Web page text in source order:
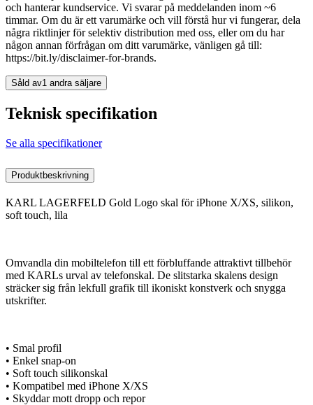
och hanterar kundservice. Vi svarar på meddelanden inom ~6
timmar. Om du är ett varumärke och vill förstå hur vi fungerar, dela
några riktlinjer för selektiv distribution med oss, eller om du har
någon annan förfrågan om ditt varumärke, vänligen gå till:
https://bit.ly/disclaimer-for-brands.
Såld av1 andra säljare
Teknisk specifikation
Se alla specifikationer
Produktbeskrivning
KARL LAGERFELD Gold Logo skal för iPhone X/XS, silikon,
soft touch, lila
Omvandla din mobiltelefon till ett förbluffande attraktivt tillbehör
med KARLs urval av telefonskal. De slitstarka skalens design
sträcker sig från lekfull grafik till ikoniskt konstverk och snygga
utskrifter.
• Smal profil
• Enkel snap-on
• Soft touch silikonskal
• Kompatibel med iPhone X/XS
• Skyddar mott dropp och repor